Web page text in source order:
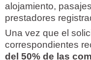
alojamiento,
prestadores
Una vez que el
correspondientes
del 50% de las